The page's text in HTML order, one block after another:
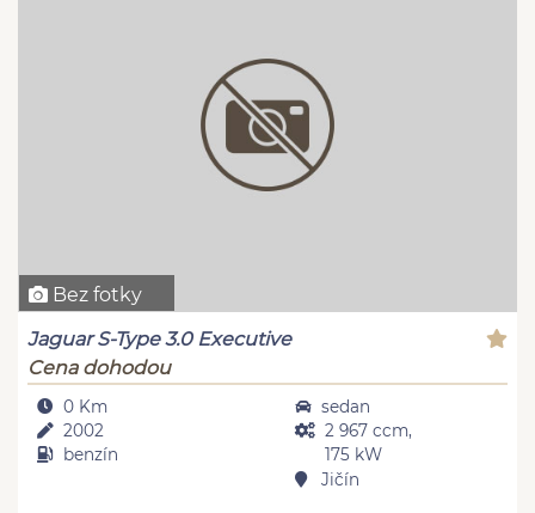
Bez fotky
Jaguar S-Type 3.0 Executive
Cena dohodou
0 Km
2002
benzín
sedan
2 967 ccm,
175 kW
Jičín